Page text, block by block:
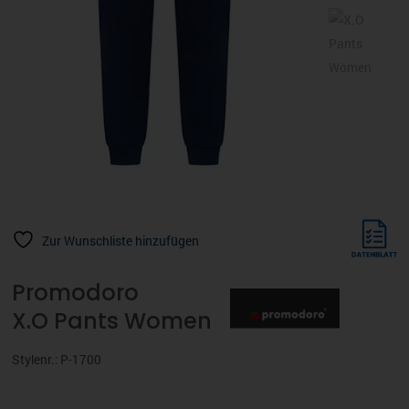
Zur Wunschliste hinzufügen
Promodoro
X.O Pants Women
Stylenr.: P-1700